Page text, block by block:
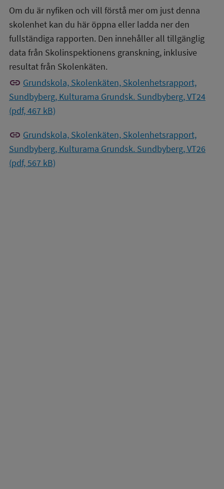
Om du är nyfiken och vill förstå mer om just denna
skolenhet kan du här öppna eller ladda ner den
fullständiga rapporten. Den innehåller all tillgänglig
data från Skolinspektionens granskning, inklusive
resultat från Skolenkäten.
link Grundskola, Skolenkäten, Skolenhetsrapport,
Sundbyberg, Kulturama Grundsk. Sundbyberg, VT24
(pdf, 467 kB)
link Grundskola, Skolenkäten, Skolenhetsrapport,
Sundbyberg, Kulturama Grundsk. Sundbyberg, VT26
(pdf, 567 kB)